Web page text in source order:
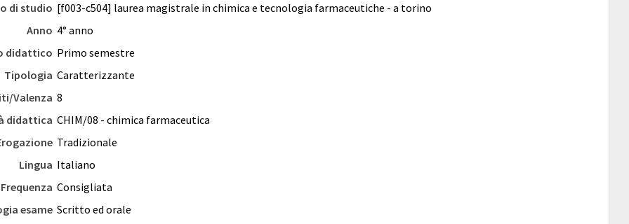
di studio [f003-c504] laurea magistrale in chimica e tecnologia farmaceutiche - a torino
Anno 4° anno
didattico Primo semestre
Tipologia Caratterizzante
Valenza 8
didattica CHIM/08 - chimica farmaceutica
Tradizionale
Lingua Italiano
Frequenza Consigliata
esame Scritto ed orale